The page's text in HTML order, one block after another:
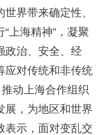
界带来确定性、
上海精神”，凝聚
政治、安全、经
应对传统和非传统
动上海合作组织
展，为地区和世界
表示，面对变乱交